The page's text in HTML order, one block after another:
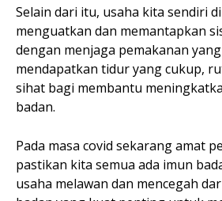
Selain dari itu, usaha kita sendiri
menguatkan dan memantapkan
dengan menjaga pemakanan
mendapatkan tidur yang cukup,
sihat bagi membantu
badan.
Pada masa covid sekarang amat
pastikan kita semua ada imun
usaha melawan dan mencegah